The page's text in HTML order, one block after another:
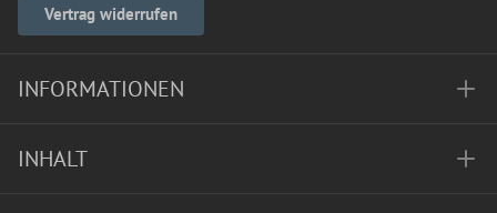
Vertrag widerrufen
INFORMATIONEN
INHALT